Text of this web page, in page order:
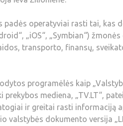
operatyviai rasti tai, kas
„iOS“, „Symbian“)
transporto, finansų,
programėlės kaip
mediena, „TV.LT“,
ir greitai rasti informaciją
valstybės dokumento versija